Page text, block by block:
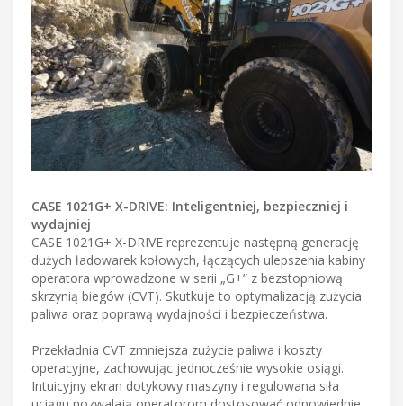
CASE 1021G+ X-DRIVE: Inteligentniej, bezpieczniej i
wydajniej
CASE 1021G+ X-DRIVE reprezentuje następną generację
dużych ładowarek kołowych, łączących ulepszenia kabiny
operatora wprowadzone w serii „G+” z bezstopniową
skrzynią biegów (CVT). Skutkuje to optymalizacją zużycia
paliwa oraz poprawą wydajności i bezpieczeństwa.
Przekładnia CVT zmniejsza zużycie paliwa i koszty
operacyjne, zachowując jednocześnie wysokie osiągi.
Intuicyjny ekran dotykowy maszyny i regulowana siła